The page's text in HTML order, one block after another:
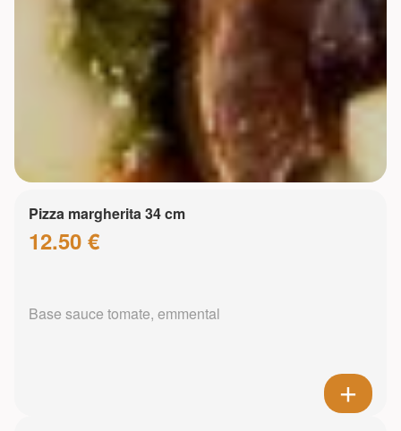
Pizza margherita 34 cm
12.50 €
Base sauce tomate, emmental